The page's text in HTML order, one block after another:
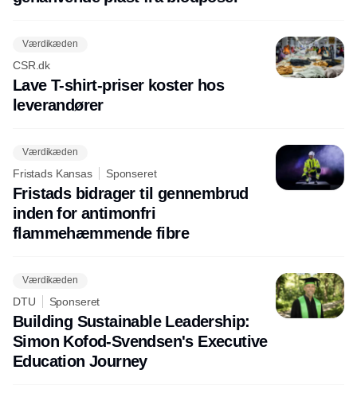
Værdikæden
CSR.dk
Lave T-shirt-priser koster hos
leverandører
Værdikæden
Fristads Kansas Sponseret
Fristads bidrager til gennembrud
inden for antimonfri
flammehæmmende fibre
Værdikæden
DTU Sponseret
Building Sustainable Leadership:
Simon Kofod-Svendsen's Executive
Education Journey